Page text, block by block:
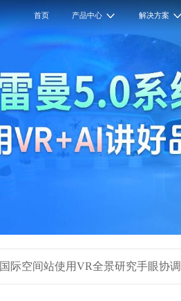
首页 产品中心 解决方案
国际空间站使用VR全景研究手眼协